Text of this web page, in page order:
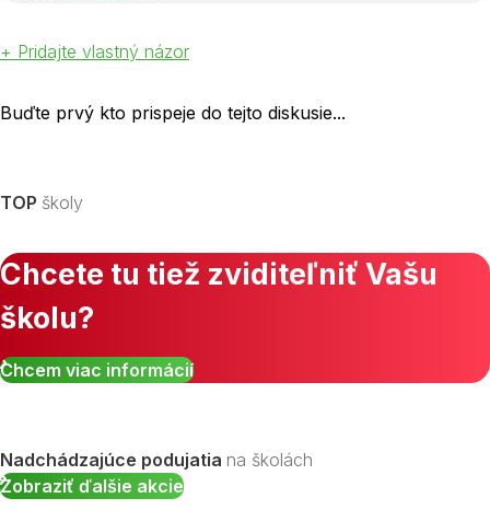
+ Pridajte vlastný názor
Buďte prvý kto prispeje do tejto diskusie...
TOP školy
Chcete tu tiež zviditeľniť Vašu
školu?
Chcem viac informácií
Nadchádzajúce podujatia na školách
Zobraziť ďalšie akcie